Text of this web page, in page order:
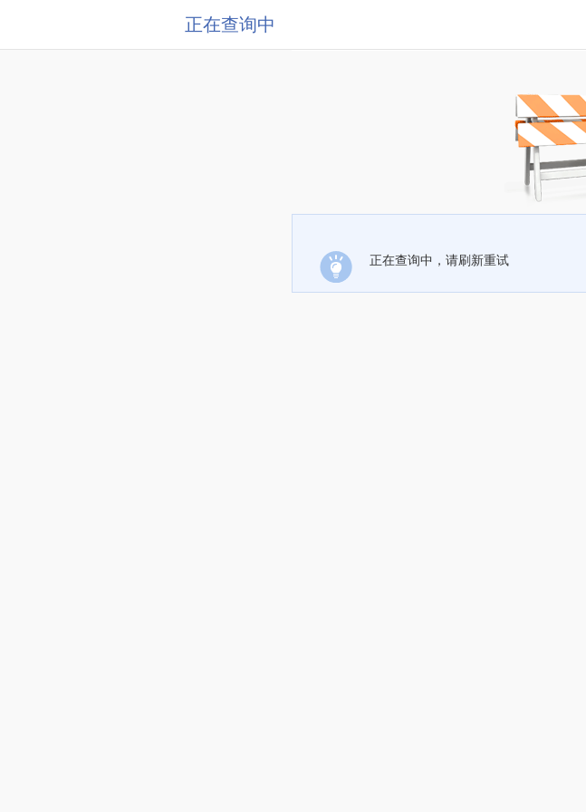
正在查询中
正在查询中，请刷新重试